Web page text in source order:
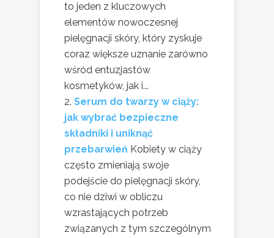
to jeden z kluczowych
elementów nowoczesnej
pielęgnacji skóry, który zyskuje
coraz większe uznanie zarówno
wśród entuzjastów
kosmetyków, jak i...
Serum do twarzy w ciąży:
jak wybrać bezpieczne
składniki i uniknąć
przebarwień Kobiety w ciąży
często zmieniają swoje
podejście do pielęgnacji skóry,
co nie dziwi w obliczu
wzrastających potrzeb
związanych z tym szczególnym